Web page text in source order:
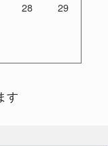
28 29
す